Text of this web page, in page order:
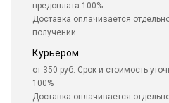
предоплата 100%
Доставка оплачивается
получении
Курьером
от 350 руб. Срок и стоимость
100%
Доставка оплачивается